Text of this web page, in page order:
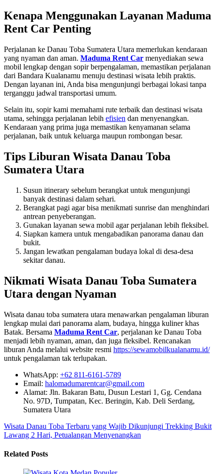
Kenapa Menggunakan Layanan Maduma
Rent Car Penting
Perjalanan ke Danau Toba Sumatera Utara memerlukan kendaraan
yang nyaman dan aman. Maduma Rent Car menyediakan sewa
mobil lengkap dengan sopir berpengalaman, memastikan perjalanan
dari Bandara Kualanamu menuju destinasi wisata lebih praktis.
Dengan layanan ini, Anda bisa mengunjungi berbagai lokasi tanpa
terganggu jadwal transportasi umum.
Selain itu, sopir kami memahami rute terbaik dan destinasi wisata
utama, sehingga perjalanan lebih efisien dan menyenangkan.
Kendaraan yang prima juga memastikan kenyamanan selama
perjalanan, baik untuk keluarga maupun rombongan besar.
Tips Liburan Wisata Danau Toba
Sumatera Utara
Susun itinerary sebelum berangkat untuk mengunjungi
banyak destinasi dalam sehari.
Berangkat pagi agar bisa menikmati sunrise dan menghindari
antrean penyeberangan.
Gunakan layanan sewa mobil agar perjalanan lebih fleksibel.
Siapkan kamera untuk mengabadikan panorama danau dan
bukit.
Jangan lewatkan pengalaman budaya lokal di desa-desa
sekitar danau.
Nikmati Wisata Danau Toba Sumatera
Utara dengan Nyaman
Wisata danau toba sumatera utara menawarkan pengalaman liburan
lengkap mulai dari panorama alam, budaya, hingga kuliner khas
Batak. Bersama Maduma Rent Car, perjalanan ke Danau Toba
menjadi lebih nyaman, aman, dan juga fleksibel. Rencanakan
liburan Anda melalui website resmi https://sewamobilkualanamu.id/
untuk pengalaman tak terlupakan.
WhatsApp: +62 811-6161-5789
Email: halomadumarentcar@gmail.com
Alamat: Jln. Bakaran Batu, Dusun Lestari 1, Gg. Cendana
No. 97D, Tumpatan, Kec. Beringin, Kab. Deli Serdang,
Sumatera Utara
Wisata Danau Toba Terbaru yang Wajib Dikunjungi Trekking Bukit
Lawang 2 Hari, Petualangan Menyenangkan
Related Posts